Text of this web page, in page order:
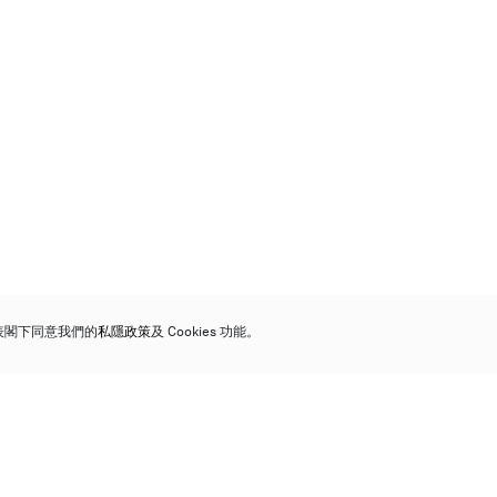
下同意我們的私隱政策及 Cookies 功能。